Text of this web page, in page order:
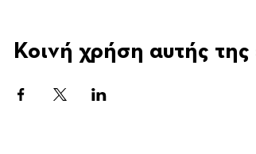
Κοινή χρήση αυτής